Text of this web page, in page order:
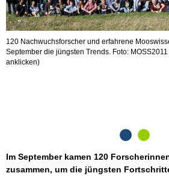
120 Nachwuchsforscher und erfahrene
September die jüngsten Trends. Foto:
anklicken)
Im September kamen 120
zusammen, um die jüngsten